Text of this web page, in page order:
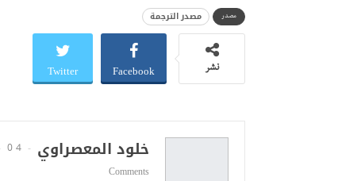
مصدر مصدر الترجمة
نشر Facebook
Twitter
خلود المعصراوي 4 Posts
0
Comments